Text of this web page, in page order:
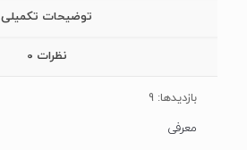
توضیحات تکمیلی
نظرات 0
بازدیدها: 9
معرفی